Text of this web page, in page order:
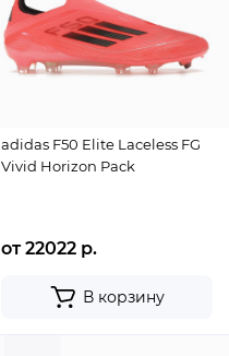
adidas F50 Elite Laceless FG
Vivid Horizon Pack
от 22022 р.
В корзину